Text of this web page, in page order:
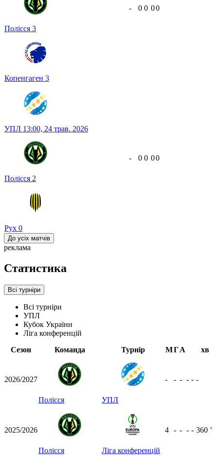
Полісся 3
Копенгаген 3
- 0 0 00
УПЛ 13:00, 24 трав. 2026
Полісся 2
Рух 0
- 0 0 00
До усіх матчів
реклама
Статистика
Всі турніри
Всі турніри
УПЛ
Кубок України
Ліга конференцій
Сезон
Команда Турнір МГА хв
2026/2027
Полісся УПЛ
- - - - - -
2025/2026
Полісся Ліга конференцій
4 - - - - 360 ʼ